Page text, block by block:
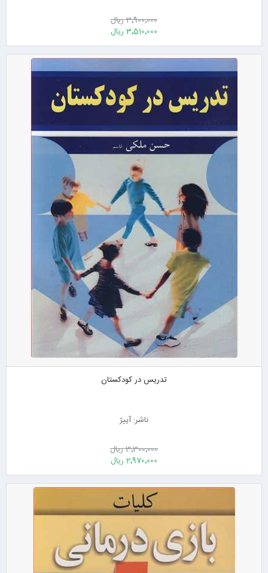
3٬900٬000 ریال
3٬510٬000 ریال
تدریس در کودکستان
ناشر: آییژ
3٬300٬000 ریال
2٬970٬000 ریال